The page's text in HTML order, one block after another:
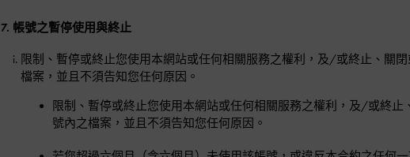
7. 帳號之暫停使用與終止
限制、暫停或終止您使用本網站或任何相關服務之權利，及/或終止、關
檔案，並且不須告知您任何原因。
限制、暫停或終止您使用本網站或任何相關服務之權利，及/或終
號內之檔案，並且不須告知您任何原因。